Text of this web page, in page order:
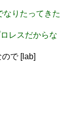
なりたってきた
レスだからな
で [lab]